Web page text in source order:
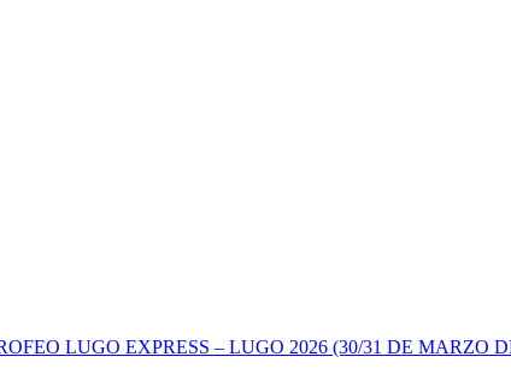
LUGO EXPRESS – LUGO 2026 (30/31 DE MARZO